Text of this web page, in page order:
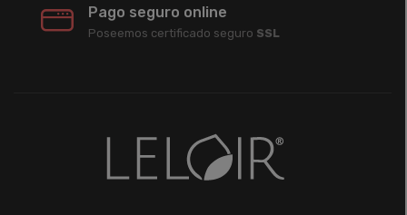
Pago seguro online
Poseemos certificado seguro SSL